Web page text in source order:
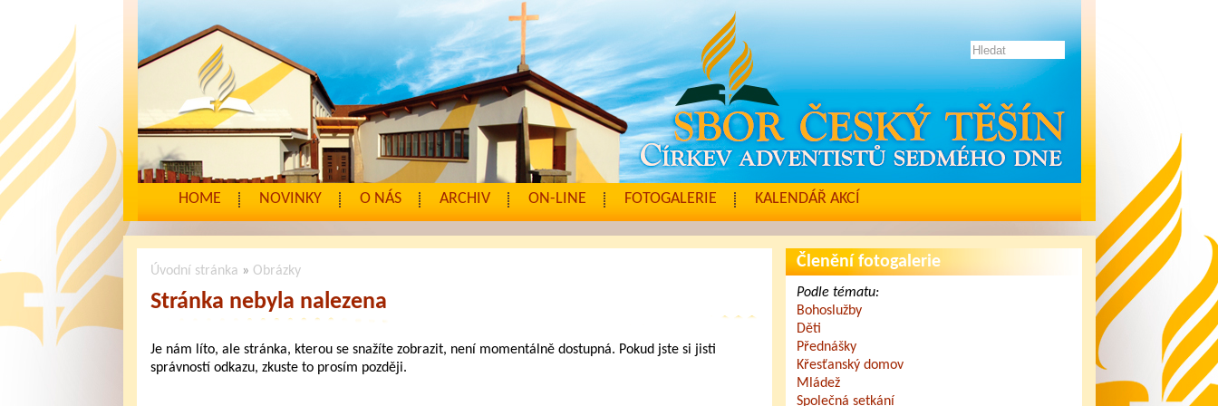
HOME NOVINKY O NÁS ARCHIV ON-LINE FOTOGALERIE KALENDÁŘ AKCÍ
Úvodní stránka » Obrázky
Stránka nebyla nalezena
Je nám líto, ale stránka, kterou se snažíte zobrazit, není momentálně dostupná. Pokud jste si jisti
správností odkazu, zkuste to prosím později.
Členění fotogalerie
Podle tématu:
Bohoslužby
Děti
Přednášky
Křesťanský domov
Mládež
Společná setkání